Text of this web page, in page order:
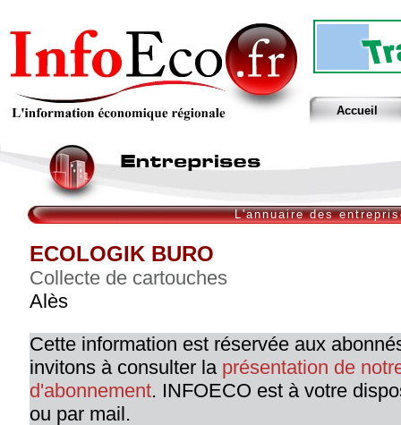
Accueil
L'annuaire des
ECOLOGIK BURO
Collecte de cartouches
Alès
Cette information est réservée aux
invitons à consulter la présentation de
d'abonnement. INFOECO est à votre
ou par mail.